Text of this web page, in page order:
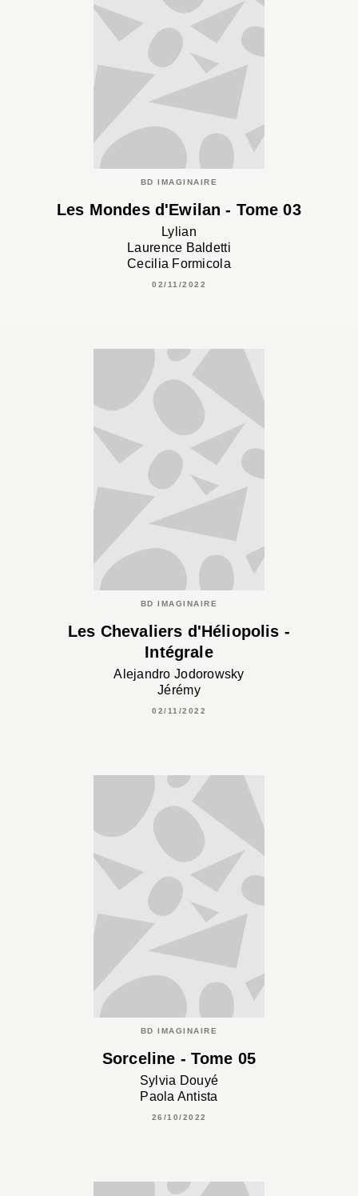
BD IMAGINAIRE
Les Mondes d'Ewilan - Tome 03
Lylian
Laurence Baldetti
Cecilia Formicola
02/11/2022
BD IMAGINAIRE
Les Chevaliers d'Héliopolis -
Intégrale
Alejandro Jodorowsky
Jérémy
02/11/2022
BD IMAGINAIRE
Sorceline - Tome 05
Sylvia Douyé
Paola Antista
26/10/2022